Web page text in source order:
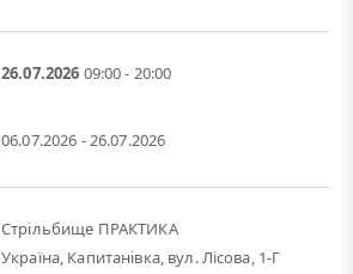
26.07.2026 09:00 - 20:00
06.07.2026 - 26.07.2026
Стрільбище ПРАКТИКА
Україна, Капитанівка, вул. Лісова, 1-Г